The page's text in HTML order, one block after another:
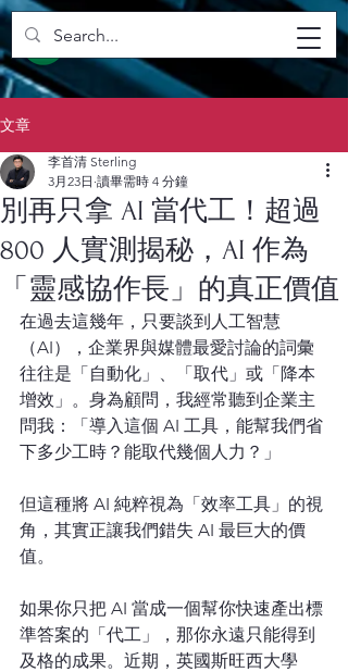
文章
別再只拿 AI 當代工！超過
800 人實測揭秘，AI 作為
「靈感協作長」的真正價值
李首清 Sterling
3月23日 讀畢需時 4 分鐘
在過去這幾年，只要談到人工智慧
（AI），企業界與媒體最愛討論的詞彙
往往是「自動化」、「取代」或「降本
增效」。身為顧問，我經常聽到企業主
問我：「導入這個 AI 工具，能幫我們省
下多少工時？能取代幾個人力？」
但這種將 AI 純粹視為「效率工具」的視
角，其實正讓我們錯失 AI 最巨大的價
值。
如果你只把 AI 當成一個幫你快速產出標
準答案的「代工」，那你永遠只能得到
及格的成果。近期，英國斯旺西大學